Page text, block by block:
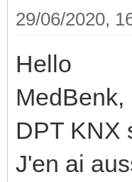
29/06/2020,
Hello
DPT KNX
J'en ai